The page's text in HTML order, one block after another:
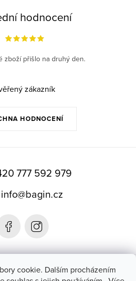
cookie. Dalším procházením
hodnocení
HODNOCENÍ
zboží přišlo na druhý den.
zákazník
777 592 979
info@bagin.cz